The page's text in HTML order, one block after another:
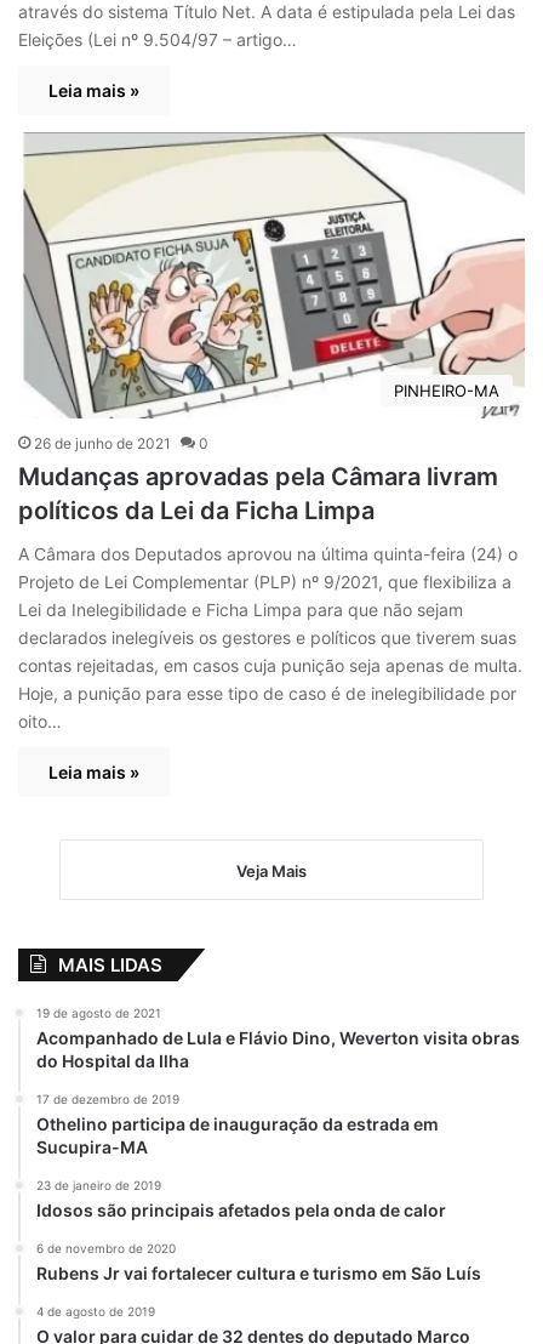
através do sistema Título Net. A data é estipulada pela Lei das
Eleições (Lei nº 9.504/97 – artigo…
Leia mais »
PINHEIRO-MA
26 de junho de 2021 0
Mudanças aprovadas pela Câmara livram
políticos da Lei da Ficha Limpa
A Câmara dos Deputados aprovou na última quinta-feira (24) o
Projeto de Lei Complementar (PLP) nº 9/2021, que flexibiliza a
Lei da Inelegibilidade e Ficha Limpa para que não sejam
declarados inelegíveis os gestores e políticos que tiverem suas
contas rejeitadas, em casos cuja punição seja apenas de multa.
Hoje, a punição para esse tipo de caso é de inelegibilidade por
oito…
Leia mais »
Veja Mais
MAIS LIDAS
19 de agosto de 2021
Acompanhado de Lula e Flávio Dino, Weverton visita obras
do Hospital da Ilha
17 de dezembro de 2019
Othelino participa de inauguração da estrada em
Sucupira-MA
23 de janeiro de 2019
Idosos são principais afetados pela onda de calor
6 de novembro de 2020
Rubens Jr vai fortalecer cultura e turismo em São Luís
4 de agosto de 2019
O valor para cuidar de 32 dentes do deputado Marco